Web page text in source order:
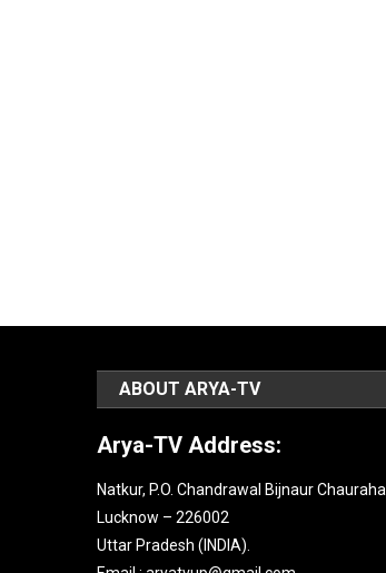
ABOUT ARYA-TV
Arya-TV Address:
Natkur, P.O. Chandrawal Bijnaur Chauraha
Lucknow – 226002
Uttar Pradesh (INDIA).